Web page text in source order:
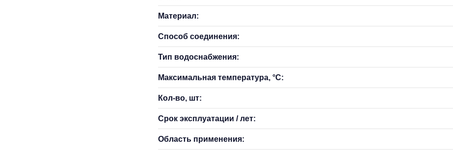
Материал:
Способ соединения:
Тип водоснабжения:
Максимальная температура, °С:
Кол-во, шт:
Срок эксплуатации / лет:
Область применения: